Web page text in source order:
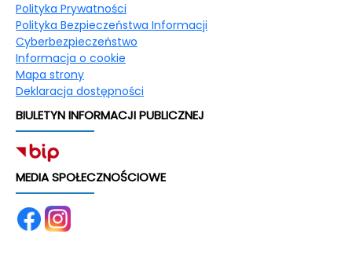
Polityka Prywatności
Polityka Bezpieczeństwa Informacji
Cyberbezpieczeństwo
Informacja o cookie
Mapa strony
Deklaracja dostępności
BIULETYN INFORMACJI PUBLICZNEJ
MEDIA SPOŁECZNOŚCIOWE